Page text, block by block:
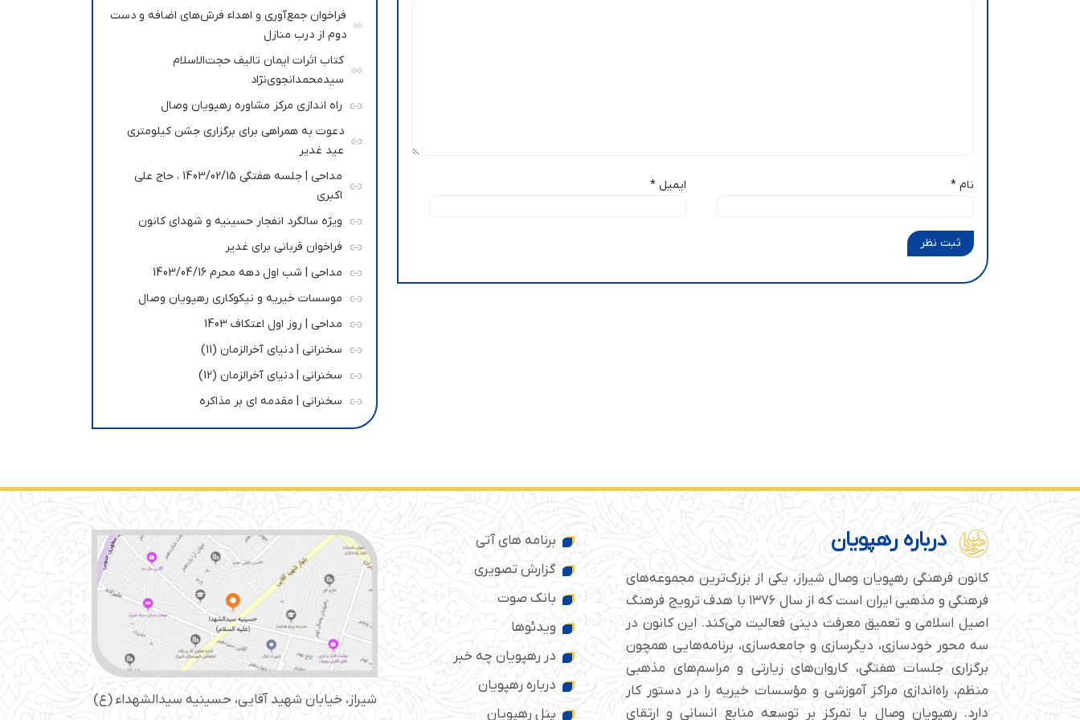
نام * ایمیل *
ثبت نظر
فراخوان جمع‌آوری و اهداء فرش‌های اضافه و دست
دوم از درب منازل
کتاب اثرات ایمان تالیف حجت‌الاسلام
سیدمحمدانجوی‌نژاد
راه اندازی مرکز مشاوره رهپویان وصال
دعوت به همراهی برای برگزاری جشن کیلومتری
عید غدیر
مداحی | جلسه هفتگی 1403/02/15 ، حاج علی
اکبری
ویژه سالگرد انفجار حسینیه و شهدای کانون
فراخوان قربانی برای غدیر
مداحی | شب اول دهه محرم 1403/04/16
موسسات خیریه و نیکوکاری رهپویان وصال
مداحی | روز اول اعتکاف 1403
سخنرانی | دنیای آخرالزمان (11)
سخنرانی | دنیای آخرالزمان (12)
سخنرانی | مقدمه ای بر مذاکره
درباره رهپویان
کانون فرهنگی رهپویان وصال شیراز، یکی از بزرگ‌ترین مجموعه‌های
فرهنگی و مذهبی ایران است که از سال ۱۳۷۶ با هدف ترویج فرهنگ
اصیل اسلامی و تعمیق معرفت دینی فعالیت می‌کند. این کانون در
سه محور خودسازی، دیگرسازی و جامعه‌سازی، برنامه‌هایی همچون
برگزاری جلسات هفتگی، کاروان‌های زیارتی و مراسم‌های مذهبی
منظم، راه‌اندازی مراکز آموزشی و مؤسسات خیریه را در دستور کار
دارد. رهپویان وصال با تمرکز بر توسعه منابع انسانی و ارتقای
برنامه های آتی
گزارش تصویری
بانک صوت
ویدئوها
در رهپویان چه خبر
درباره رهپویان
پنل رهپویان
شیراز، خیابان شهید آقایی، حسینیه سید‌الشهداء (ع)